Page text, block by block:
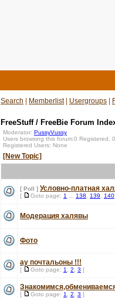
Search Memberlist| Usergroups
FreeStuff / FreeBie Forum
Moderator: PussyVussy
Users browsing this forum:0 Registered,
Registered Users: None
[New Topic]
[ Poll ] Условно-платная
[ Goto page: 1 138 139 140
Модерация халявы
Фото
ау почтальоны !!!
[ Goto page: 1 2 3 ]
[ Goto page: 1 2 3 ]